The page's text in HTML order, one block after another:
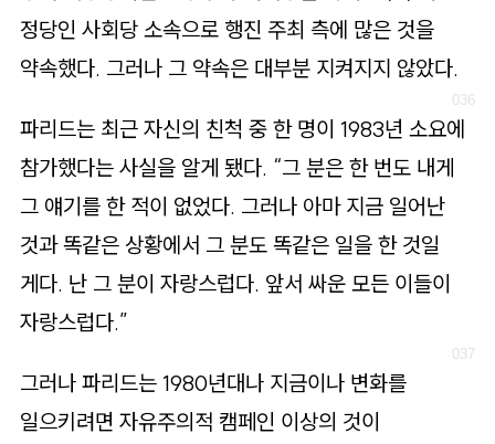
정당인 사회당 소속으로 행진 주최 측에 많은 것을
약속했다. 그러나 그 약속은 대부분 지켜지지 않았다.
파리드는 최근 자신의 친척 중 한 명이 1983년 소요에
참가했다는 사실을 알게 됐다. “그 분은 한 번도 내게
그 얘기를 한 적이 없었다. 그러나 아마 지금 일어난
것과 똑같은 상황에서 그 분도 똑같은 일을 한 것일
게다. 난 그 분이 자랑스럽다. 앞서 싸운 모든 이들이
자랑스럽다.”
그러나 파리드는 1980년대나 지금이나 변화를
일으키려면 자유주의적 캠페인 이상의 것이